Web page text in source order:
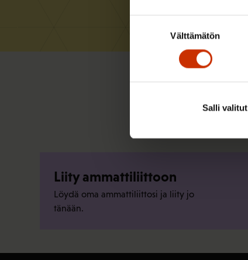
Välttämätön
Salli valitut
Liity ammattiliittoon
Löydä oma ammattiliittosi ja liity jo
tänään.